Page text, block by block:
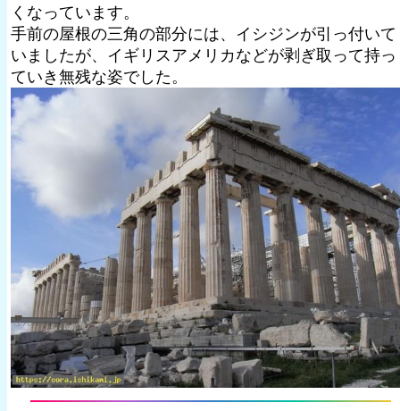
くなっています。
手前の屋根の三角の部分には、イシジンが引っ付いて
いましたが、イギリスアメリカなどが剥ぎ取って持っ
ていき無残な姿でした。